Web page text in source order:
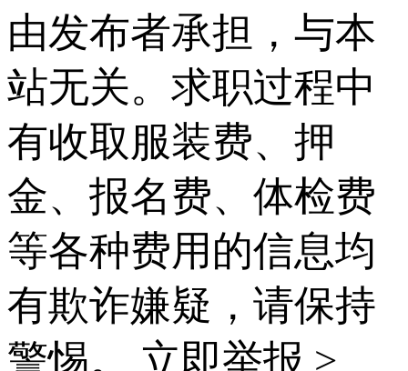
由发布者承担，与本
站无关。求职过程中
有收取服装费、押
金、报名费、体检费
等各种费用的信息均
有欺诈嫌疑，请保持
警惕。 立即举报 >